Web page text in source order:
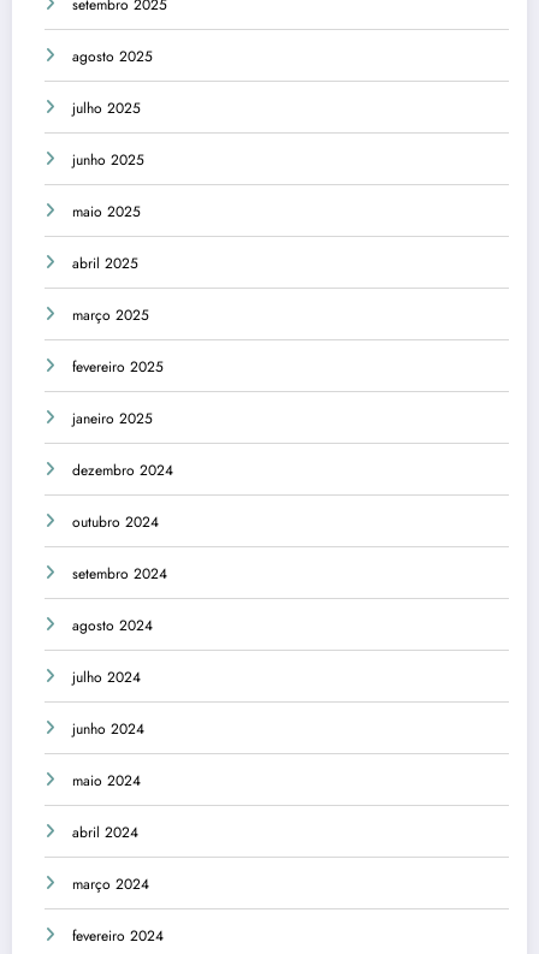
setembro 2025
agosto 2025
julho 2025
junho 2025
maio 2025
abril 2025
março 2025
fevereiro 2025
janeiro 2025
dezembro 2024
outubro 2024
setembro 2024
agosto 2024
julho 2024
junho 2024
maio 2024
abril 2024
março 2024
fevereiro 2024